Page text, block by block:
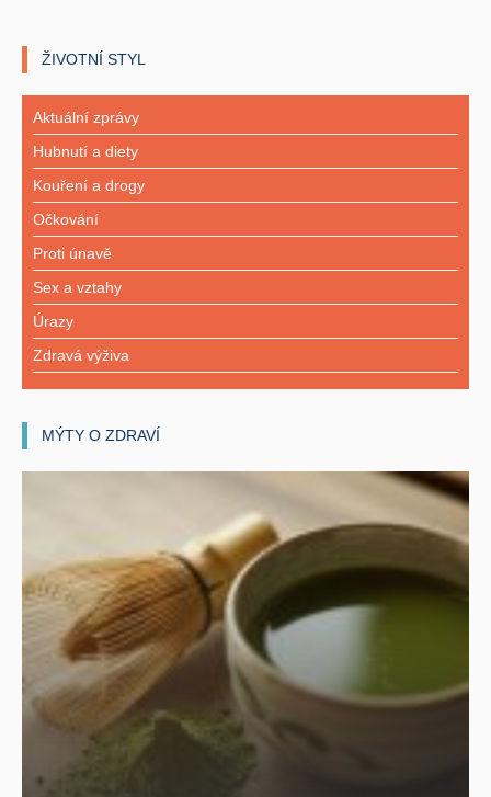
ŽIVOTNÍ STYL
Aktuální zprávy
Hubnutí a diety
Kouření a drogy
Očkování
Proti únavě
Sex a vztahy
Úrazy
Zdravá výživa
MÝTY O ZDRAVÍ